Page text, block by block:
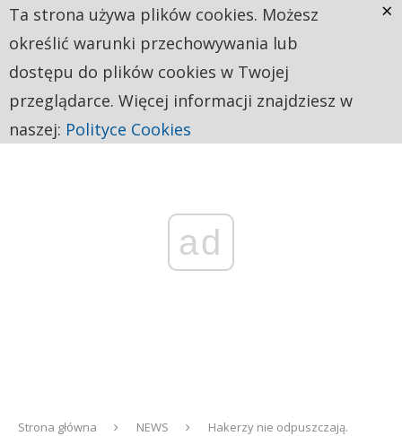
ad
Strona główna NEWS
Hakerzy nie odpuszczają.
Ta strona używa plików cookies. Możesz
określić warunki przechowywania lub
dostępu do plików cookies w Twojej
przeglądarce. Więcej informacji znajdziesz w
naszej: Polityce Cookies
×